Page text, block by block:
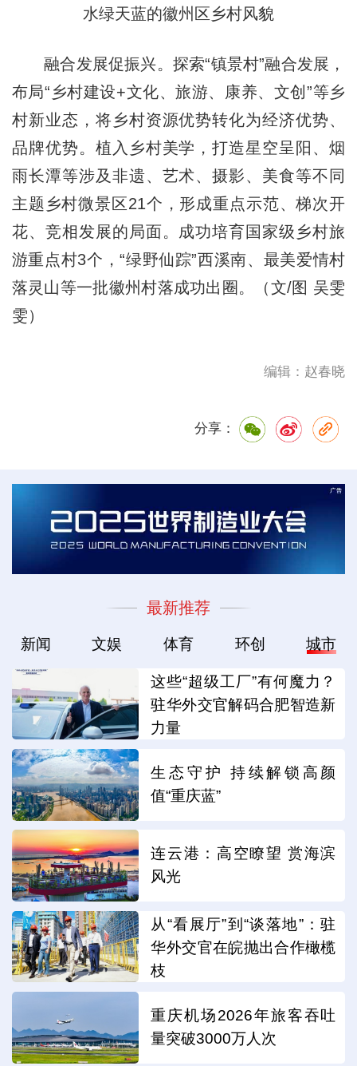
水绿天蓝的徽州区乡村风貌
融合发展促振兴。探索“镇景村”融合发展，
布局“乡村建设+文化、旅游、康养、文创”等乡
村新业态，将乡村资源优势转化为经济优势、
品牌优势。植入乡村美学，打造星空呈阳、烟
雨长潭等涉及非遗、艺术、摄影、美食等不同
主题乡村微景区21个，形成重点示范、梯次开
花、竞相发展的局面。成功培育国家级乡村旅
游重点村3个，“绿野仙踪”西溪南、最美爱情村
落灵山等一批徽州村落成功出圈。（文/图 吴雯
雯）
编辑：赵春晓
分享：
最新推荐
新闻 文娱 体育 环创 城市
这些“超级工厂”有何魔力？
驻华外交官解码合肥智造新
力量
生态守护 持续解锁高颜
值“重庆蓝”
连云港：高空瞭望 赏海滨
风光
从“看展厅”到“谈落地”：驻
华外交官在皖抛出合作橄榄
枝
重庆机场2026年旅客吞吐
量突破3000万人次